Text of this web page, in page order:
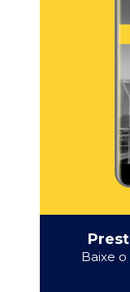
Baixe o